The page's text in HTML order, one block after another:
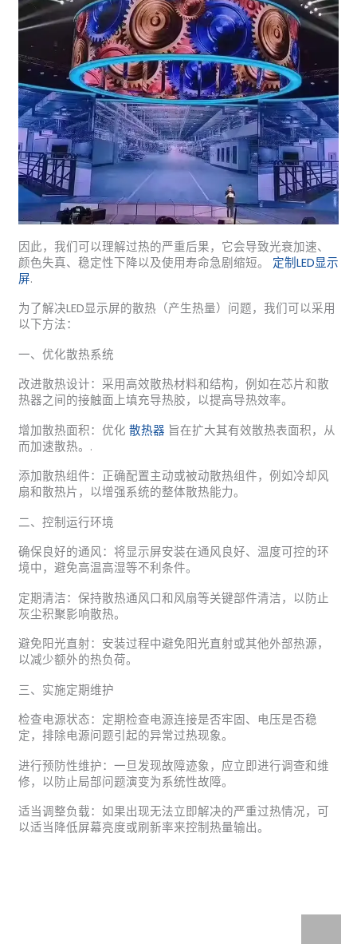
因此，我们可以理解过热的严重后果，它会导致光衰加速、
颜色失真、稳定性下降以及使用寿命急剧缩短。 定制LED显示
屏.
为了解决LED显示屏的散热（产生热量）问题，我们可以采用
以下方法：
一、优化散热系统
改进散热设计：采用高效散热材料和结构，例如在芯片和散
热器之间的接触面上填充导热胶，以提高导热效率。
增加散热面积：优化 散热器 旨在扩大其有效散热表面积，从
而加速散热。.
添加散热组件：正确配置主动或被动散热组件，例如冷却风
扇和散热片，以增强系统的整体散热能力。
二、控制运行环境
确保良好的通风：将显示屏安装在通风良好、温度可控的环
境中，避免高温高湿等不利条件。
定期清洁：保持散热通风口和风扇等关键部件清洁，以防止
灰尘积聚影响散热。
避免阳光直射：安装过程中避免阳光直射或其他外部热源，
以减少额外的热负荷。
三、实施定期维护
检查电源状态：定期检查电源连接是否牢固、电压是否稳
定，排除电源问题引起的异常过热现象。
进行预防性维护：一旦发现故障迹象，应立即进行调查和维
修，以防止局部问题演变为系统性故障。
适当调整负载：如果出现无法立即解决的严重过热情况，可
以适当降低屏幕亮度或刷新率来控制热量输出。